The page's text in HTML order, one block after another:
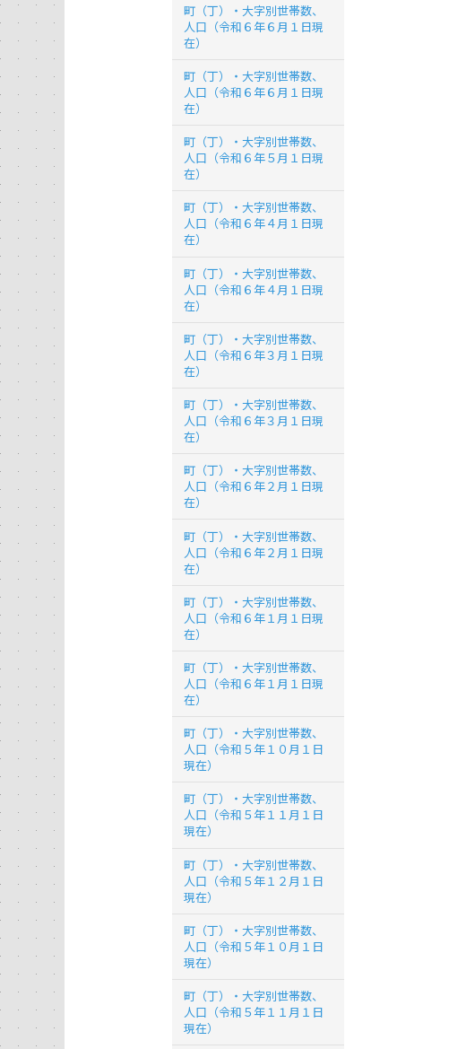
町（丁）・大字別世帯数、
人口（令和６年６月１日現
在）
町（丁）・大字別世帯数、
人口（令和６年６月１日現
在）
町（丁）・大字別世帯数、
人口（令和６年５月１日現
在）
町（丁）・大字別世帯数、
人口（令和６年４月１日現
在）
町（丁）・大字別世帯数、
人口（令和６年４月１日現
在）
町（丁）・大字別世帯数、
人口（令和６年３月１日現
在）
町（丁）・大字別世帯数、
人口（令和６年３月１日現
在）
町（丁）・大字別世帯数、
人口（令和６年２月１日現
在）
町（丁）・大字別世帯数、
人口（令和６年２月１日現
在）
町（丁）・大字別世帯数、
人口（令和６年１月１日現
在）
町（丁）・大字別世帯数、
人口（令和６年１月１日現
在）
町（丁）・大字別世帯数、
人口（令和５年１０月１日
現在）
町（丁）・大字別世帯数、
人口（令和５年１１月１日
現在）
町（丁）・大字別世帯数、
人口（令和５年１２月１日
現在）
町（丁）・大字別世帯数、
人口（令和５年１０月１日
現在）
町（丁）・大字別世帯数、
人口（令和５年１１月１日
現在）